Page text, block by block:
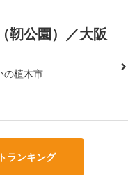
靭公園）／大阪
の植木市
ランキング